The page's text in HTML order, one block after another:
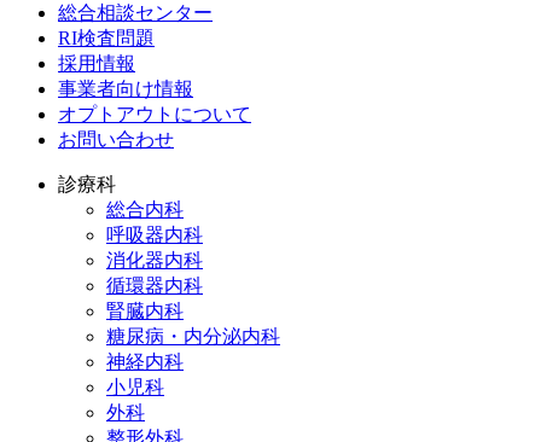
総合相談センター
RI検査問題
採用情報
事業者向け情報
オプトアウトについて
お問い合わせ
診療科
総合内科
呼吸器内科
消化器内科
循環器内科
腎臓内科
糖尿病・内分泌内科
神経内科
小児科
外科
整形外科